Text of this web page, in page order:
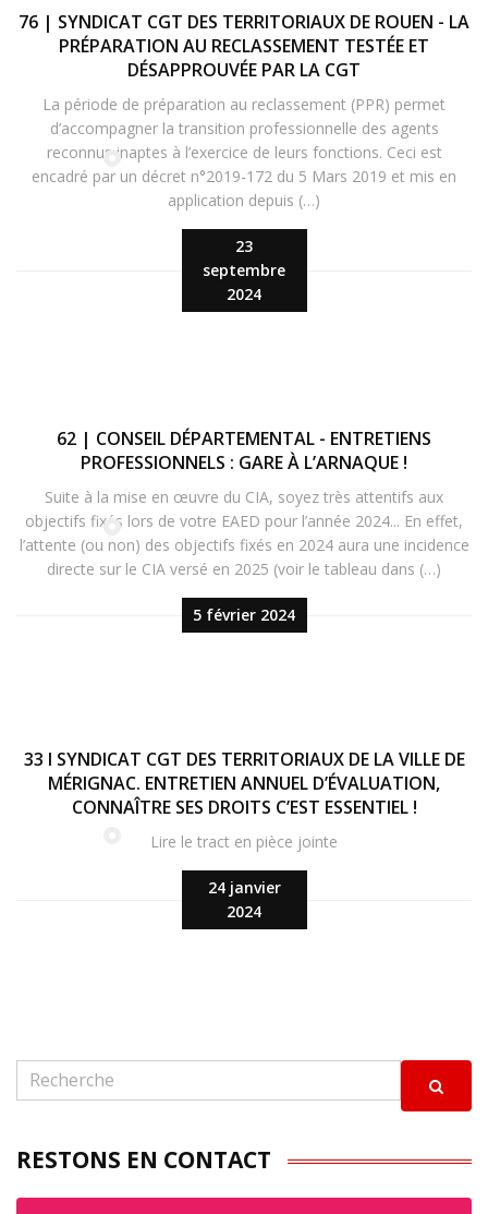
23
septembre
2024
76 | SYNDICAT CGT DES TERRITORIAUX DE ROUEN - LA
PRÉPARATION AU RECLASSEMENT TESTÉE ET
DÉSAPPROUVÉE PAR LA CGT
La période de préparation au reclassement (PPR) permet
d’accompagner la transition professionnelle des agents
reconnus inaptes à l’exercice de leurs fonctions. Ceci est
encadré par un décret n°2019-172 du 5 Mars 2019 et mis en
application depuis (…)
5 février 2024
62 | CONSEIL DÉPARTEMENTAL - ENTRETIENS
PROFESSIONNELS : GARE À L’ARNAQUE !
Suite à la mise en œuvre du CIA, soyez très attentifs aux
objectifs fixés lors de votre EAED pour l’année 2024... En effet,
l’attente (ou non) des objectifs fixés en 2024 aura une incidence
directe sur le CIA versé en 2025 (voir le tableau dans (…)
24 janvier
2024
33 I SYNDICAT CGT DES TERRITORIAUX DE LA VILLE DE
MÉRIGNAC. ENTRETIEN ANNUEL D’ÉVALUATION,
CONNAÎTRE SES DROITS C’EST ESSENTIEL !
Lire le tract en pièce jointe
RESTONS EN CONTACT